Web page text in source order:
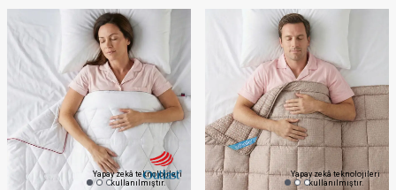
Yapay zekâ teknolojileri
kullanılmıştır.
Yapay zekâ teknolojileri
kullanılmıştır.